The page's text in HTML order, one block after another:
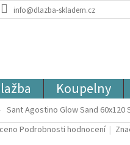
info@dlazba-skladem.cz
Koupelny
Sant Agostino Glow Sand 60x120
Podrobnosti hodnocení